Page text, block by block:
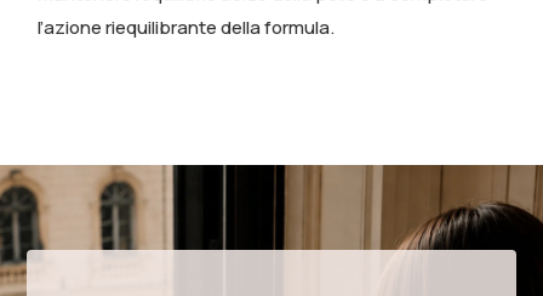
l’azione riequilibrante della formula.